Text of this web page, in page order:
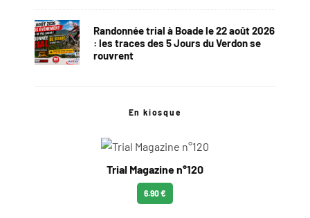
Randonnée trial à Boade le 22 août 2026
: les traces des 5 Jours du Verdon se
rouvrent
En kiosque
Trial Magazine n°120
6.90 €